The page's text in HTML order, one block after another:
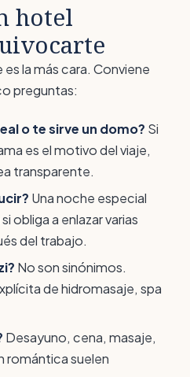
hotel
la más cara. Conviene
preguntas:
o te sirve un domo? Si
es el motivo del viaje,
transparente.
Una noche especial
obliga a enlazar varias
del trabajo.
No son sinónimos.
de hidromasaje, spa
Desayuno, cena, masaje,
romántica suelen